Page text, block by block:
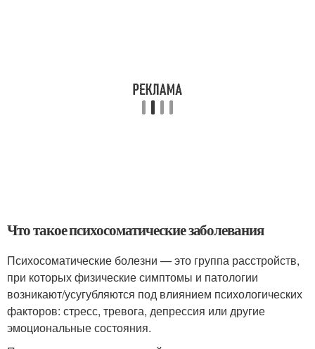
Что такое психосоматические заболевания
Психосоматические болезни — это группа расстройств,
при которых физические симптомы и патологии
возникают/усугубляются под влиянием психологических
факторов: стресс, тревога, депрессия или другие
эмоциональные состояния.